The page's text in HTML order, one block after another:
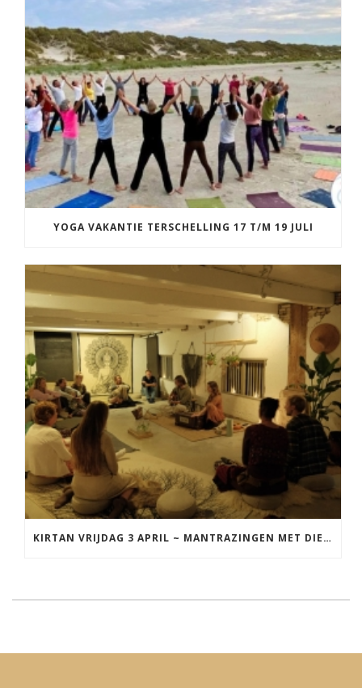
YOGA VAKANTIE TERSCHELLING 17 T/M 19 JULI
KIRTAN VRIJDAG 3 APRIL ~ MANTRAZINGEN MET DIEDERICK IN LEEUWARDEN